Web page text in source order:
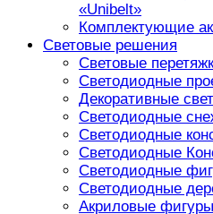
«Unibelt»
Комплектующие
Световые решения
Световые
Светодиодные
Декоративные
Светодиодные
Светодиодные
Светодиодные
Светодиодные
Светодиодные
Акриловые фигуры